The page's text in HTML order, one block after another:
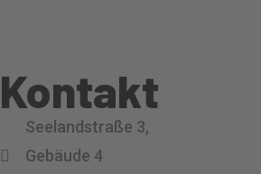
Kontakt
Seelandstraße 3,
Gebäude 4